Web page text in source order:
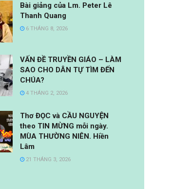
Bài giảng của Lm. Peter Lê
Thanh Quang
6 THÁNG 8, 2026
VẤN ĐỀ TRUYỀN GIÁO – LÀM
SAO CHO DÂN TỰ TÌM ĐẾN
CHÚA?
4 THÁNG 2, 2026
Thơ ĐỌC và CẦU NGUYỆN
theo TIN MỪNG mỗi ngày.
MÙA THƯỜNG NIÊN. Hiền
Lâm
21 THÁNG 3, 2026